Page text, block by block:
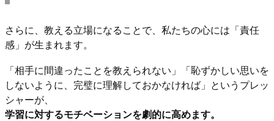
さらに、教える立場になることで、私たちの心には「責任
感」が生まれます。
「相手に間違ったことを教えられない」「恥ずかしい思いを
しないように、完璧に理解しておかなければ」というプレッ
シャーが、
学習に対するモチベーションを劇的に高めます。